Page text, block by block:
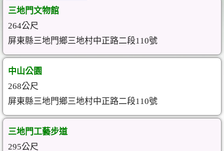
三地門文物館
264公尺
屏東縣三地門鄉三地村中正路二段110號
中山公園
268公尺
屏東縣三地門鄉三地村中正路二段110號
三地門工藝步道
295公尺